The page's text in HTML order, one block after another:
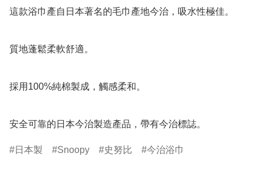
這款浴巾產自日本著名的毛巾產地今治，吸水性極佳。
質地蓬鬆柔軟舒適。
採用100%純棉製成，觸感柔和。
安全可靠的日本今治製造產品，帶有今治標誌。
日本製 Snoopy 史努比 今治浴巾